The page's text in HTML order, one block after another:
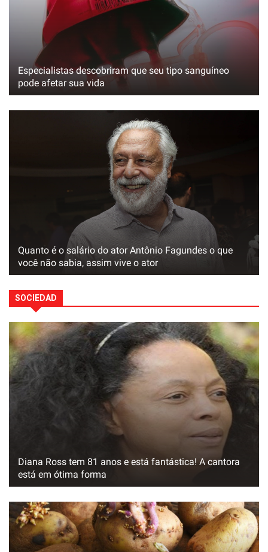
Especialistas descobriram que seu tipo sanguíneo
pode afetar sua vida
Quanto é o salário do ator Antônio Fagundes o que
você não sabia, assim vive o ator
SOCIEDAD
Diana Ross tem 81 anos e está fantástica! A cantora
está em ótima forma